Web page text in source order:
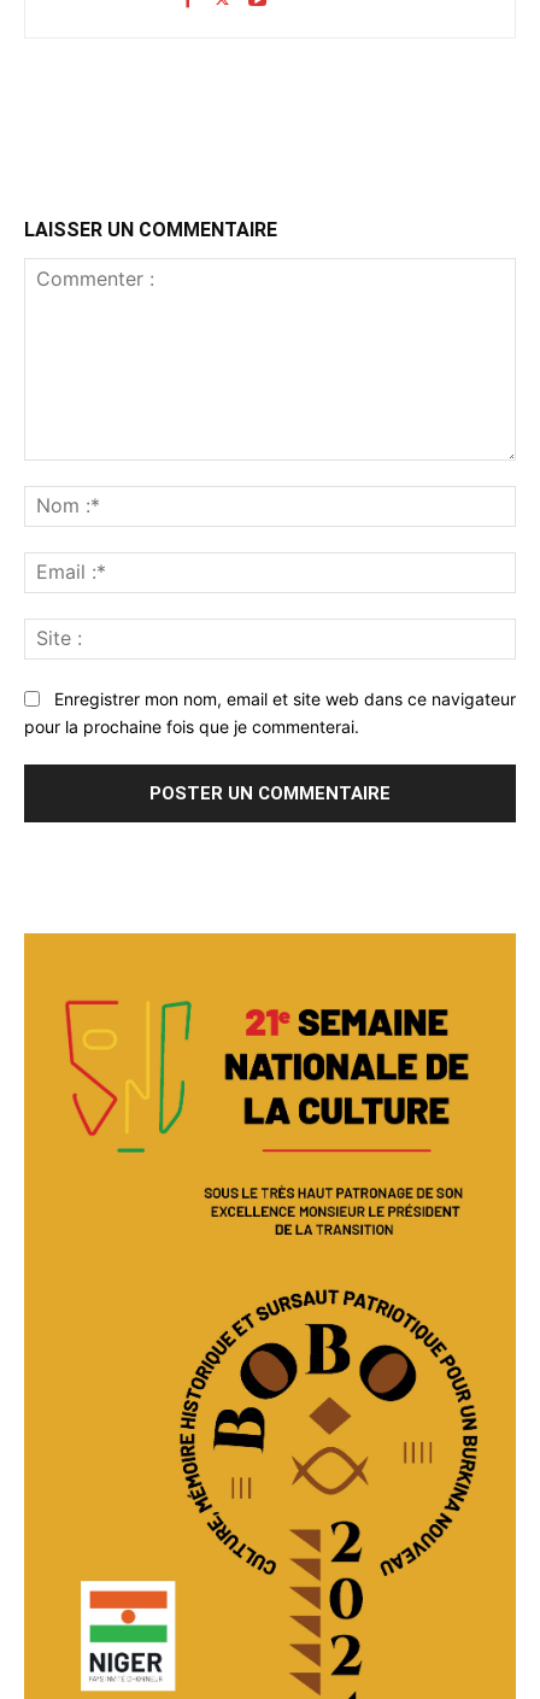
LAISSER UN COMMENTAIRE
:*
:*
:
Enregistrer mon nom, email et site web dans ce navigateur
pour la prochaine fois que je commenterai.